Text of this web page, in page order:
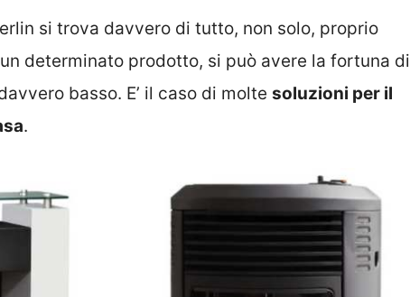
si trova davvero di tutto, non solo, proprio
determinato prodotto, si può avere la fortuna di
basso. E’ il caso di molte soluzioni per il
.